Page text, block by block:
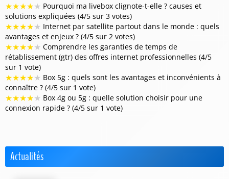
★★★★★ Pourquoi ma livebox clignote-t-elle ? causes et
solutions expliquées (4/5 sur 3 votes)
★★★★★ Internet par satellite partout dans le monde : quels
avantages et enjeux ? (4/5 sur 2 votes)
★★★★★ Comprendre les garanties de temps de
rétablissement (gtr) des offres internet professionnelles (4/5
sur 1 vote)
★★★★★ Box 5g : quels sont les avantages et inconvénients à
connaître ? (4/5 sur 1 vote)
★★★★★ Box 4g ou 5g : quelle solution choisir pour une
connexion rapide ? (4/5 sur 1 vote)
Actualités